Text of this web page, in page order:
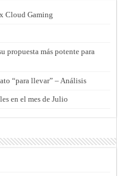
Cloud Gaming
propuesta más potente para
“para llevar” – Análisis
en el mes de Julio